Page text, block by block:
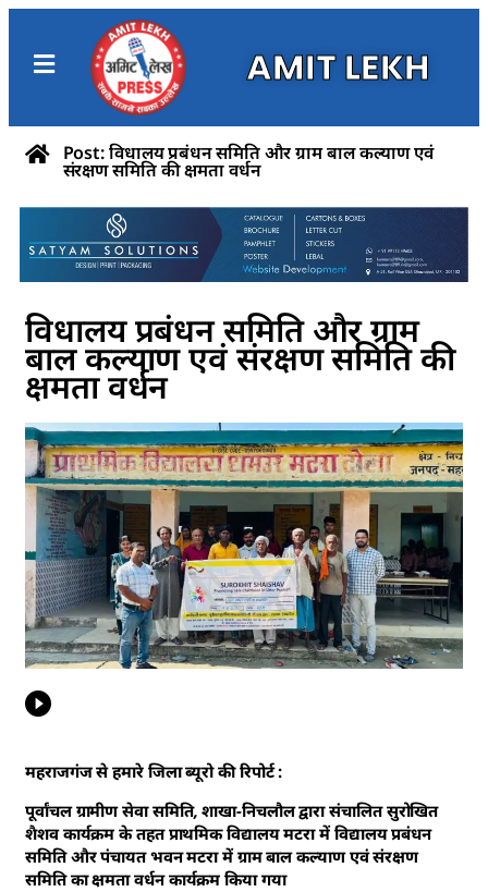
AMIT LEKH
Post: विधालय प्रबंधन समिति और ग्राम बाल कल्याण एवं
संरक्षण समिति की क्षमता वर्धन
विधालय प्रबंधन समिति और ग्राम
बाल कल्याण एवं संरक्षण समिति की
क्षमता वर्धन
महराजगंज से हमारे जिला ब्यूरो की रिपोर्ट :
पूर्वांचल ग्रामीण सेवा समिति, शाखा-निचलौल द्वारा संचालित सुरोखित
शैशव कार्यक्रम के तहत प्राथमिक विद्यालय मटरा में विद्यालय प्रबंधन
समिति और पंचायत भवन मटरा में ग्राम बाल कल्याण एवं संरक्षण
समिति का क्षमता वर्धन कार्यक्रम किया गया